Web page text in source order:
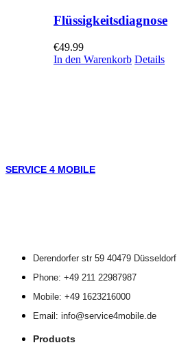
Flüssigkeitsdiagnose
€49.99
In den Warenkorb Details
SERVICE 4 MOBILE
Derendorfer str 59 40479 Düsseldorf
Phone: +49 211 22987987
Mobile: +49 1623216000
Email: info@service4mobile.de
Products